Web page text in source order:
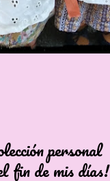
personal
de mis días!